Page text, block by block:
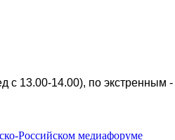
с 13.00-14.00), по экстренным -
Российском медиафоруме